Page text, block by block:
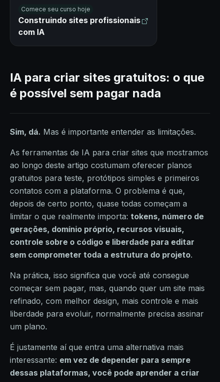
Comece seu curso hoje
Construindo sites profissionais
com IA
IA para criar sites gratuitos: o que
é possível sem pagar nada
Sim, dá. Mas é importante entender as limitações.
As ferramentas de IA para criar sites que mostramos
ao longo deste artigo costumam oferecer planos
gratuitos para teste, protótipos simples e primeiros
contatos com a plataforma. O problema é que,
depois de certo ponto, quase todas começam a
limitar o que realmente importa: tokens, número de
gerações, domínio próprio, recursos visuais,
controle sobre o código e liberdade para editar
sem comprometer toda a estrutura do projeto.
Na prática, isso significa que você até consegue
começar sem pagar, mas, quando quer um site mais
refinado, com melhor design, mais controle e mais
liberdade para evoluir, normalmente precisa assinar
um plano.
É justamente aí que entra uma alternativa mais
interessante: em vez de depender para sempre
dessas plataformas, você pode aprender a criar